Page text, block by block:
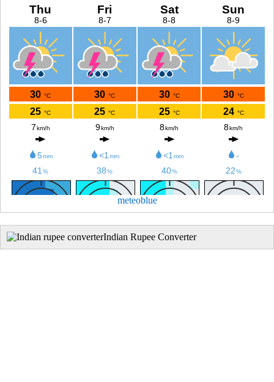
meteoblue
Indian Rupee Converter